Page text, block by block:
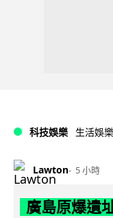
科技娛樂 生活娛樂
Lawton 5 小時
廣島原爆遺